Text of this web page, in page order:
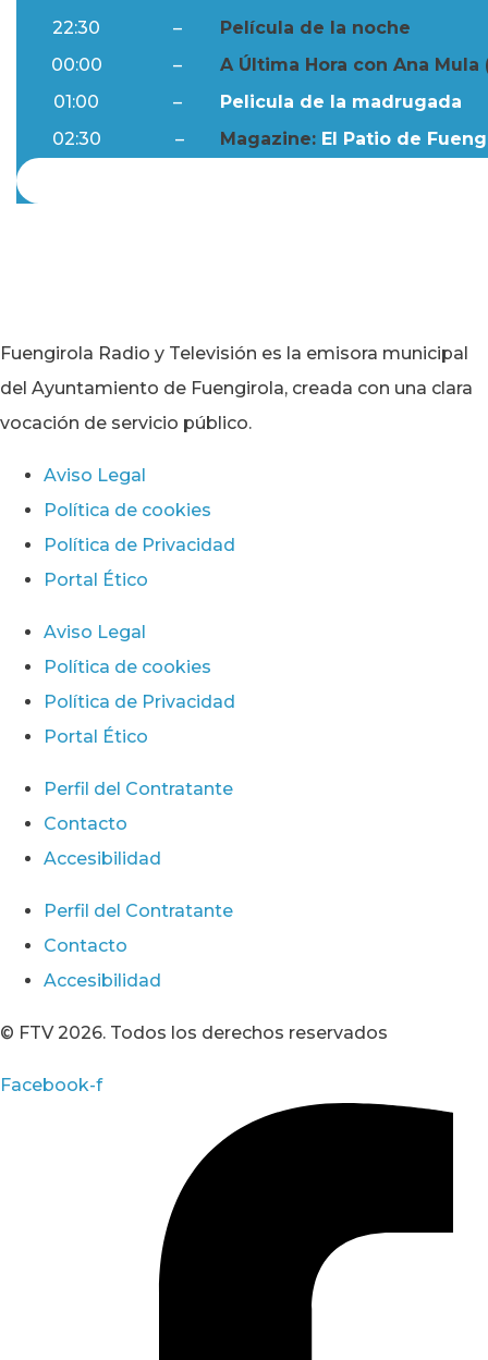
22:30
–
Película de la noche
00:00
–
A Última Hora con Ana Mula
01:00
–
Pelicula de la madrugada
02:30
– Magazine: El Patio de
Fuengirola Radio y Televisión es la emisora municipal
del Ayuntamiento de Fuengirola, creada con una clara
vocación de servicio público.
Aviso Legal
Política de cookies
Política de Privacidad
Portal Ético
Aviso Legal
Política de cookies
Política de Privacidad
Portal Ético
Perfil del Contratante
Contacto
Accesibilidad
Perfil del Contratante
Contacto
Accesibilidad
© FTV 2026. Todos los derechos reservados
Facebook-f